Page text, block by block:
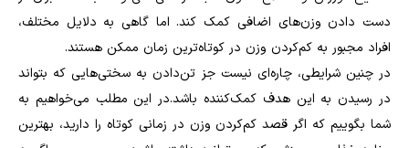
دست دادن وزن‌های اضافی کمک کند. اما گاهی به دلایل مختلف،
افراد مجبور به کم‌کردن وزن در کوتاه‌ترین زمان ممکن هستند.
در چنین شرایطی، چاره‌ای نیست جز تن‌دادن به سختی‌هایی که بتواند
در رسیدن به این هدف کمک‌کننده باشد.در این مطلب می‌خواهیم به
شما بگوییم که اگر قصد کم‌کردن وزن در زمانی کوتاه را دارید، بهترین